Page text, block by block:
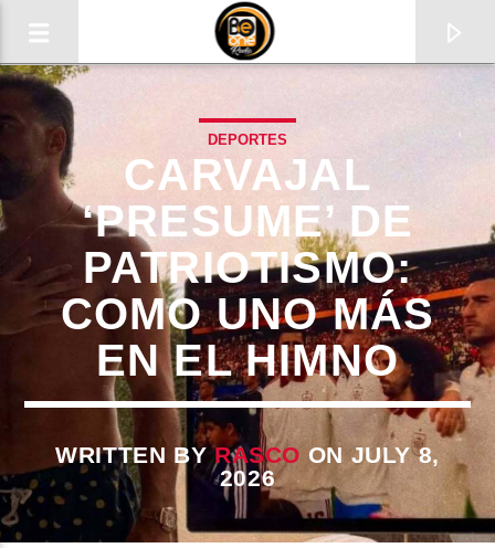
CURRENT TRACK
TITLE
ARTIST
DEPORTES
CARVAJAL
‘PRESUME’ DE
PATRIOTISMO:
COMO UNO MÁS
EN EL HIMNO
WRITTEN BYRASCO ON JULY 8,
2026